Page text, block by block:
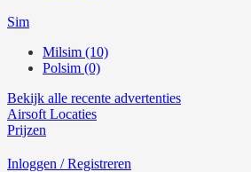
Sim
Milsim (10)
Polsim (0)
Bekijk alle recente advertenties
Airsoft Locaties
Prijzen
Inloggen / Registreren